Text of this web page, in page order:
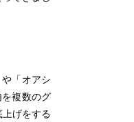
「オアシ
複数のグ
げをする